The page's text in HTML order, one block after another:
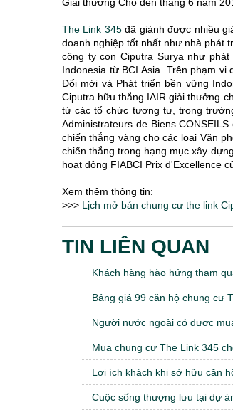
The Link 345 đã giành được nhiều
doanh nghiệp tốt nhất như nhà phát
công ty con Ciputra Surya như
Indonesia từ BCI Asia. Trên phạm
Đổi mới và Phát triển bền vững
Ciputra hữu thắng IAIR giải thưởng
từ các tổ chức tương tự, trong
Administrateurs de Biens
chiến thắng vàng cho các loại Văn
chiến thắng trong hạng mục xây
hoạt động FIABCI Prix d'Excellence
Xem thêm thông tin:
>>> Lịch mở bán chung cư the link
TIN LIÊN QUAN
Khách hàng hào hứng tham
Bảng giá 99 căn hộ chung cư
Người nước ngoài có được
Mua chung cư The Link 345
Lợi ích khách khi sở hữu căn
Cuộc sống thượng lưu tại dự